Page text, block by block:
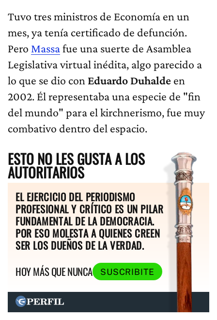
Tuvo tres ministros de Economía en un
mes, ya tenía certificado de defunción.
Pero Massafue una suerte de Asamblea
Legislativa virtual inédita, algo parecido a
lo que se dio con Eduardo Duhalde en
2002. Él representaba una especie de "fin
del mundo" para el kirchnerismo, fue muy
combativo dentro del espacio.
ESTO NO LES GUSTA A LOS
AUTORITARIOS
EL EJERCICIO DEL PERIODISMO
PROFESIONAL Y CRÍTICO ES UN PILAR
FUNDAMENTAL DE LA DEMOCRACIA.
POR ESO MOLESTA A QUIENES CREEN
SER LOS DUEÑOS DE LA VERDAD.
HOY MÁS QUE NUNCA
SUSCRIBITE